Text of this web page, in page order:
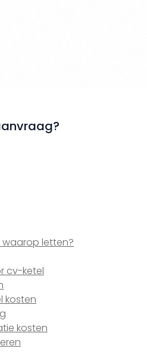
waarop letten?
cv-ketel
kosten
kosten